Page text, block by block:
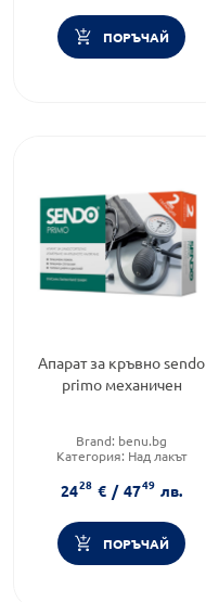
ПОРЪЧАЙ
Апарат за кръвно sendo
primo механичен
Brand: benu.bg
Категория: Над лакът
2428 € / 4749 лв.
ПОРЪЧАЙ